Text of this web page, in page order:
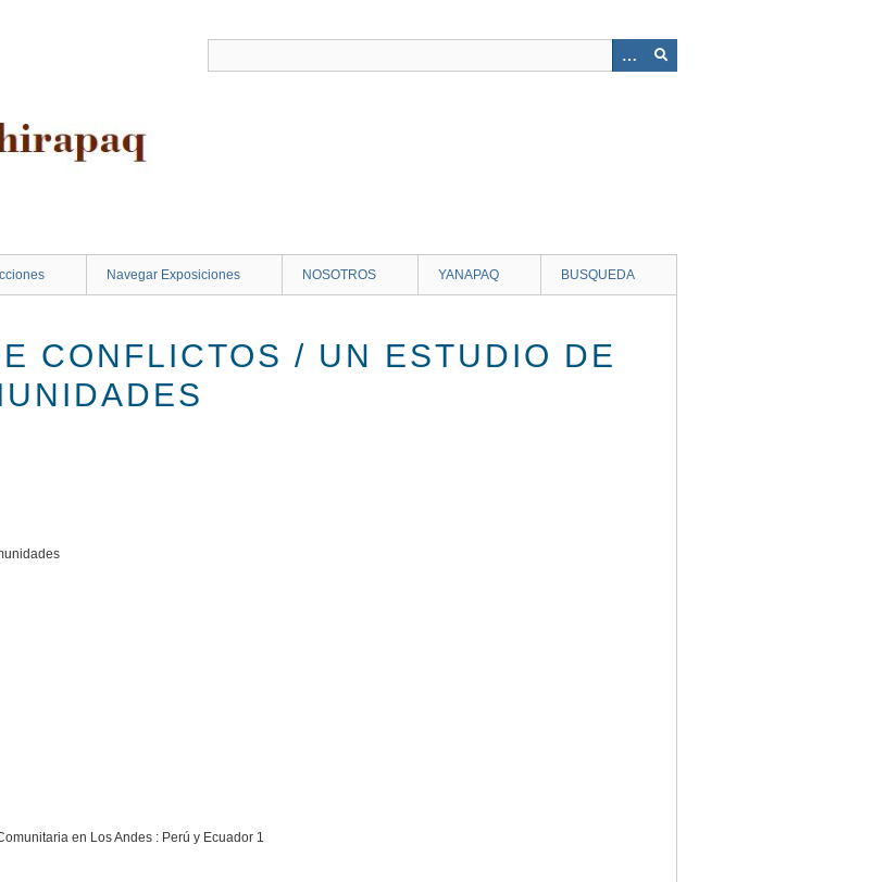
Navegar Exposiciones NOSOTROS YANAPAQ BUSQUEDA
CONFLICTOS / UN ESTUDIO DE
en Los Andes : Perú y Ecuador 1